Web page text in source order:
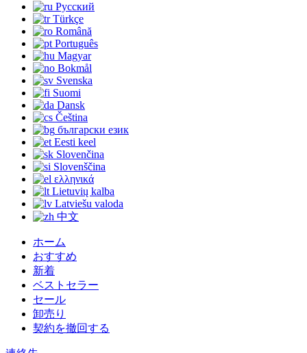
Русский
Türkçe
Română
Português
Magyar
Bokmål
Svenska
Suomi
Dansk
Čeština
български език
Eesti keel
Slovenčina
Slovenščina
ελληνικά
Lietuvių kalba
Latviešu valoda
中文
ホーム
おすすめ
新着
ベストセラー
セール
卸売り
契約を撤回する